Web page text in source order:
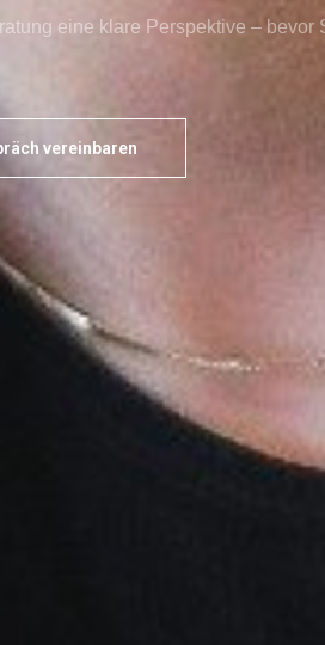
eine klare Perspektive – bevor
vereinbaren